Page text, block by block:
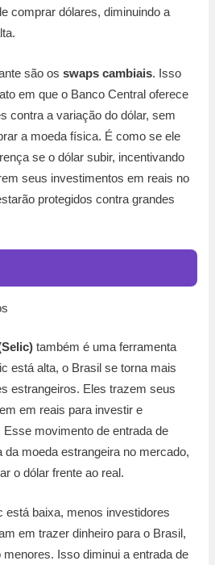
comprar dólares, diminuindo a
são osswaps cambiais. Isso
em que o Banco Central oferece
contra a variação do dólar, sem
a moeda física. É como se ele
se o dólar subir, incentivando
seus investimentos em reais no
protegidos contra grandes
também é uma ferramenta
está alta, o Brasil se torna mais
estrangeiros. Eles trazem seus
em reais para investir e
movimento de entrada de
da moeda estrangeira no mercado,
o dólar frente ao real.
está baixa, menos investidores
em trazer dinheiro para o Brasil,
Isso diminui a entrada de